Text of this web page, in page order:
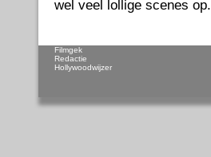
wel veel lollige scenes op.
Filmgek
Redactie
Hollywoodwijzer